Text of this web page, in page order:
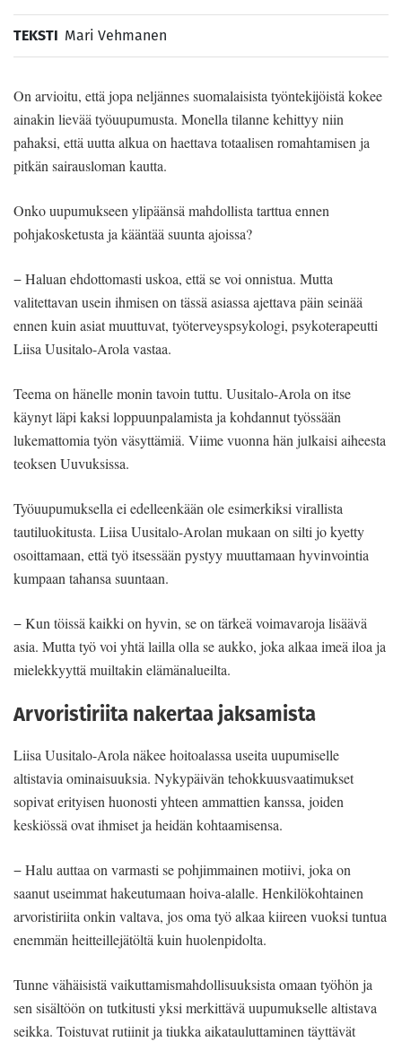
TEKSTI Mari Vehmanen
On arvioitu, että jopa neljännes suomalaisista työntekijöistä kokee
ainakin lievää työuupumusta. Monella tilanne kehittyy niin
pahaksi, että uutta alkua on haettava totaalisen romahtamisen ja
pitkän sairausloman kautta.
Onko uupumukseen ylipäänsä mahdollista tarttua ennen
pohjakosketusta ja kääntää suunta ajoissa?
− Haluan ehdottomasti uskoa, että se voi onnistua. Mutta
valitettavan usein ihmisen on tässä asiassa ajettava päin seinää
ennen kuin asiat muuttuvat, työterveyspsykologi, psykoterapeutti
Liisa Uusitalo-Arola vastaa.
Teema on hänelle monin tavoin tuttu. Uusitalo-Arola on itse
käynyt läpi kaksi loppuunpalamista ja kohdannut työssään
lukemattomia työn väsyttämiä. Viime vuonna hän julkaisi aiheesta
teoksen Uuvuksissa.
Työuupumuksella ei edelleenkään ole esimerkiksi virallista
tautiluokitusta. Liisa Uusitalo-Arolan mukaan on silti jo kyetty
osoittamaan, että työ itsessään pystyy muuttamaan hyvinvointia
kumpaan tahansa suuntaan.
− Kun töissä kaikki on hyvin, se on tärkeä voimavaroja lisäävä
asia. Mutta työ voi yhtä lailla olla se aukko, joka alkaa imeä iloa ja
mielekkyyttä muiltakin elämänalueilta.
Arvoristiriita nakertaa jaksamista
Liisa Uusitalo-Arola näkee hoitoalassa useita uupumiselle
altistavia ominaisuuksia. Nykypäivän tehokkuusvaatimukset
sopivat erityisen huonosti yhteen ammattien kanssa, joiden
keskiössä ovat ihmiset ja heidän kohtaamisensa.
− Halu auttaa on varmasti se pohjimmainen motiivi, joka on
saanut useimmat hakeutumaan hoiva-alalle. Henkilökohtainen
arvoristiriita onkin valtava, jos oma työ alkaa kiireen vuoksi tuntua
enemmän heitteillejätöltä kuin huolenpidolta.
Tunne vähäisistä vaikuttamismahdollisuuksista omaan työhön ja
sen sisältöön on tutkitusti yksi merkittävä uupumukselle altistava
seikka. Toistuvat rutiinit ja tiukka aikatauluttaminen täyttävät